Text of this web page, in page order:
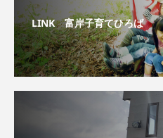
LINK 富岸子育てひろば